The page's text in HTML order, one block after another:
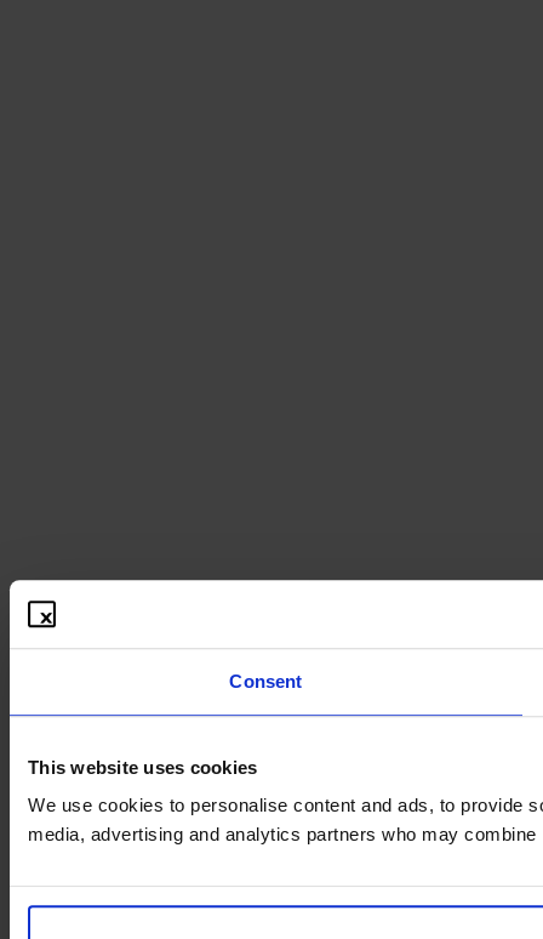
Consent
This website uses cookies
We use cookies to personalise content and ads, to provide
media, advertising and analytics partners who may